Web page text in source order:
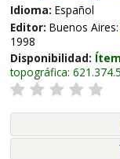
Idioma: Español
Editor: Buenos Aires:
1998
Disponibilidad:
topográfica: